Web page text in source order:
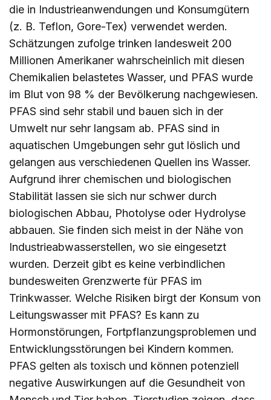
die in Industrieanwendungen und Konsumgütern
(z. B. Teflon, Gore-Tex) verwendet werden.
Schätzungen zufolge trinken landesweit 200
Millionen Amerikaner wahrscheinlich mit diesen
Chemikalien belastetes Wasser, und PFAS wurde
im Blut von 98 % der Bevölkerung nachgewiesen.
PFAS sind sehr stabil und bauen sich in der
Umwelt nur sehr langsam ab. PFAS sind in
aquatischen Umgebungen sehr gut löslich und
gelangen aus verschiedenen Quellen ins Wasser.
Aufgrund ihrer chemischen und biologischen
Stabilität lassen sie sich nur schwer durch
biologischen Abbau, Photolyse oder Hydrolyse
abbauen. Sie finden sich meist in der Nähe von
Industrieabwasserstellen, wo sie eingesetzt
wurden. Derzeit gibt es keine verbindlichen
bundesweiten Grenzwerte für PFAS im
Trinkwasser. Welche Risiken birgt der Konsum von
Leitungswasser mit PFAS? Es kann zu
Hormonstörungen, Fortpflanzungsproblemen und
Entwicklungsstörungen bei Kindern kommen.
PFAS gelten als toxisch und können potenziell
negative Auswirkungen auf die Gesundheit von